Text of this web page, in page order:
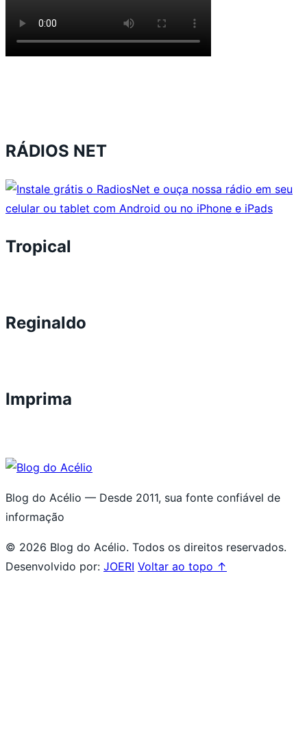
RÁDIOS NET
Tropical
Reginaldo
Imprima
Blog do Acélio — Desde 2011, sua fonte confiável de
informação
© 2026 Blog do Acélio. Todos os direitos reservados.
Desenvolvido por: JOERI Voltar ao topo ↑